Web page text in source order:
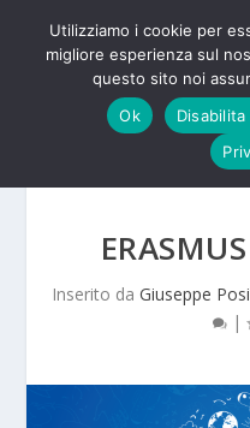
Inserito da Giuseppe
|
Utilizziamo i cookie per
migliore esperienza sul
questo sito noi
Ok